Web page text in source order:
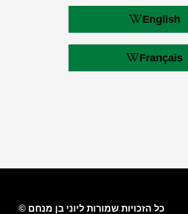
English
Français
כל הזכויות שמורות ליוני בן מנחם ©